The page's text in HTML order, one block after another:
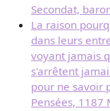
Secondat,
La raison
dans leurs
voyant jamais
s'arrêtent
pour ne savoir
Pensées, 1187